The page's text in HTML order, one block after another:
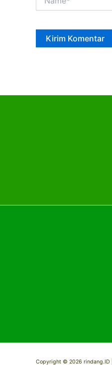
Copyright © 2026 rindang.ID |